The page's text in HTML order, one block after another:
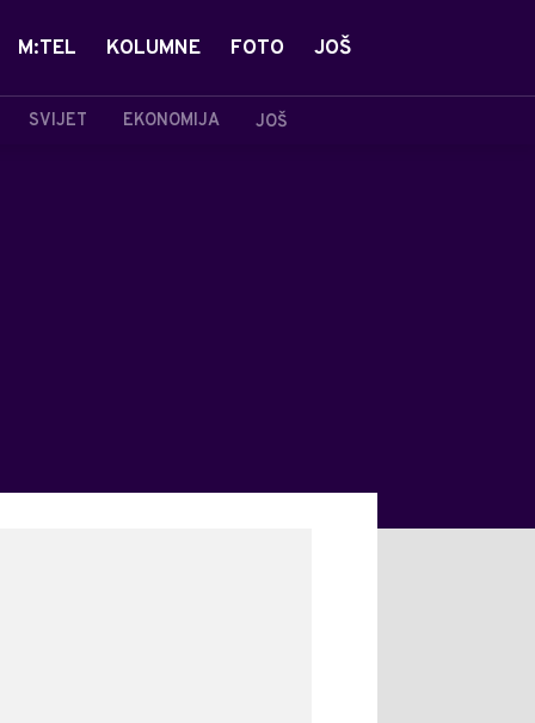
SVIJET EKONOMIJA JOŠ
M:TEL KOLUMNE FOTO JOŠ